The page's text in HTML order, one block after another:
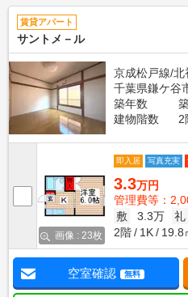
賃貸アパート
サントメ－ル
京成松戸線/
千葉県鎌ケ谷
築年数
建物階数
2
画像 : 23枚
即入居 写真充実
3.3万円
管理費等：
敷
3.3万 礼
2階
1K 19.8
空室確認 無料